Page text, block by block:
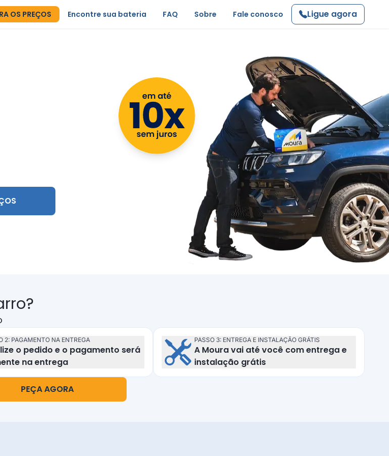
OS PREÇOS Encontre sua bateria FAQ Sobre Fale conosco Ligue agora
na entrega
2: PAGAMENTO NA ENTREGA
o pedido e o pagamento será
na entrega
Entrega e instalação grátis
PASSO 3: ENTREGA E INSTALAÇÃO GRÁTIS
A Moura vai até você com entrega e
instalação grátis
PEÇA AGORA